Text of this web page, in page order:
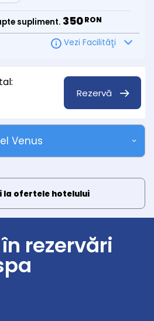
supliment. 350RON
Vezi Facilităţi
Rezervă
Venus
la ofertele hotelului
rezervări